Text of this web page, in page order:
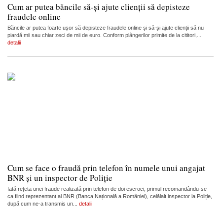
Cum ar putea băncile să-și ajute clienții să depisteze
fraudele online
Băncile ar putea foarte ușor să depisteze fraudele online și să-și ajute clienții să nu
piardă mii sau chiar zeci de mii de euro. Conform plângerilor primite de la cititori,...
detalii
Cum se face o fraudă prin telefon în numele unui angajat
BNR și un inspector de Poliție
Iată rețeta unei fraude realizată prin telefon de doi escroci, primul recomandându-se
ca fiind reprezentant al BNR (Banca Națională a României), celălalt inspector la Poliție,
după cum ne-a transmis un... detalii